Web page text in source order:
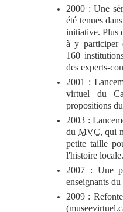
2000 : Une
été tenues
initiative. Plus
à y participer
160
des experts-
2001 :
virtuel du
propositions
2003 :
du MVC, qui
petite taille
l'histoire locale.
2007 : Une
enseignants du
2009 :